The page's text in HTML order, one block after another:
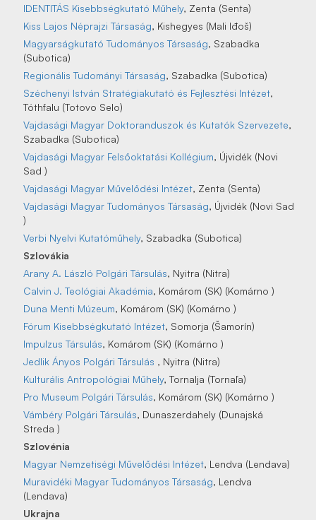
IDENTITÁS Kisebbségkutató Műhely, Zenta (Senta)
Kiss Lajos Néprajzi Társaság, Kishegyes (Mali Iđoš)
Magyarságkutató Tudományos Társaság, Szabadka
(Subotica)
Regionális Tudományi Társaság, Szabadka (Subotica)
Széchenyi István Stratégiakutató és Fejlesztési Intézet,
Tóthfalu (Totovo Selo)
Vajdasági Magyar Doktoranduszok és Kutatók Szervezete,
Szabadka (Subotica)
Vajdasági Magyar Felsőoktatási Kollégium, Újvidék (Novi
Sad )
Vajdasági Magyar Művelődési Intézet, Zenta (Senta)
Vajdasági Magyar Tudományos Társaság, Újvidék (Novi Sad
)
Verbi Nyelvi Kutatóműhely, Szabadka (Subotica)
Szlovákia
Arany A. László Polgári Társulás, Nyitra (Nitra)
Calvin J. Teológiai Akadémia, Komárom (SK) (Komárno )
Duna Menti Múzeum, Komárom (SK) (Komárno )
Fórum Kisebbségkutató Intézet, Somorja (Šamorín)
Impulzus Társulás, Komárom (SK) (Komárno )
Jedlik Ányos Polgári Társulás , Nyitra (Nitra)
Kulturális Antropológiai Műhely, Tornalja (Tornaľa)
Pro Museum Polgári Társulás, Komárom (SK) (Komárno )
Vámbéry Polgári Társulás, Dunaszerdahely (Dunajská
Streda )
Szlovénia
Magyar Nemzetiségi Művelődési Intézet, Lendva (Lendava)
Muravidéki Magyar Tudományos Társaság, Lendva
(Lendava)
Ukrajna